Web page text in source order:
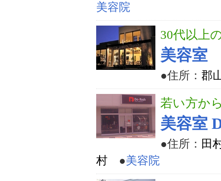
美容院
30代以上
美容室
●住所： 郡
若い方か
美容室
●住所： 田
村 ●美容院